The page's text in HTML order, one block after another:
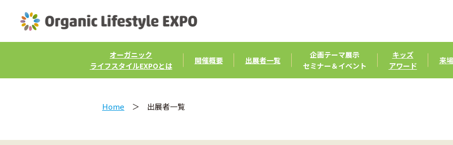
オーガニック
ライフスタイルEXPOとは
開催概要 出展者一覧
企画テーマ展示
セミナー＆イベント
キッズ
アワード
来
Home ＞ 出展者一覧